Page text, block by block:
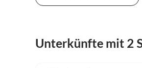
Unterkünfte mit 2